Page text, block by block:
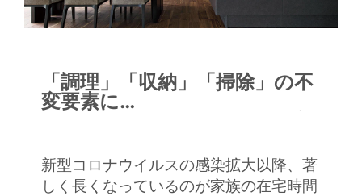
「調理」「収納」「掃除」の不
変要素に
新型コロナウイルスの感染拡大以降、著
しく長くなっているのが家族の在宅時間